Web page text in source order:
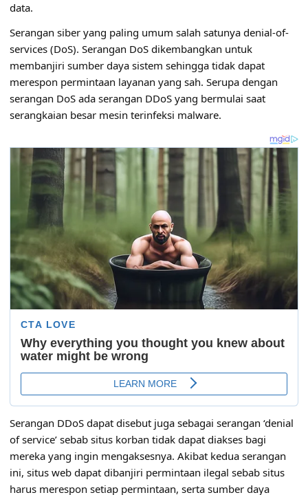
data.
Serangan siber yang paling umum salah satunya denial-of-
services (DoS). Serangan DoS dikembangkan untuk
membanjiri sumber daya sistem sehingga tidak dapat
merespon permintaan layanan yang sah. Serupa dengan
serangan DoS ada serangan DDoS yang bermulai saat
serangkaian besar mesin terinfeksi malware.
Serangan DDoS dapat disebut juga sebagai serangan ‘denial
of service’ sebab situs korban tidak dapat diakses bagi
mereka yang ingin mengaksesnya. Akibat kedua serangan
ini, situs web dapat dibanjiri permintaan ilegal sebab situs
harus merespon setiap permintaan, serta sumber daya